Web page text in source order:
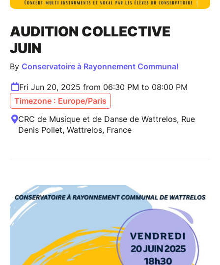
AUDITION COLLECTIVE
JUIN
By Conservatoire à Rayonnement Communal
Fri Jun 20, 2025 from 06:30 PM to 08:00 PM
Timezone : Europe/Paris
CRC de Musique et de Danse de Wattrelos, Rue
Denis Pollet, Wattrelos, France